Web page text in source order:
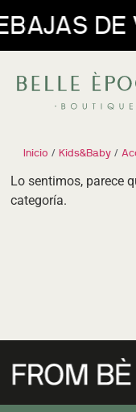
DE
Inicio / Kids&Baby /
Lo sentimos, parece
categoría.